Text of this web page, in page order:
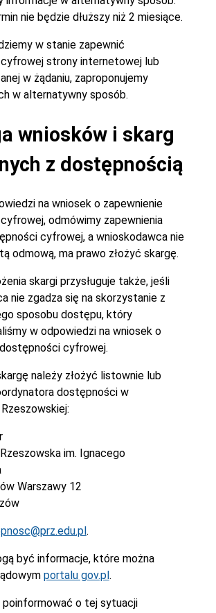
nie będzie dłuższy niż 2 miesiące.
w stanie zapewnić
strony internetowej lub
w żądaniu, zaproponujemy
w alternatywny sposób.
wniosków i skarg
z dostępnością
na wniosek o zapewnienie
odmówimy zapewnienia
cyfrowej, a wnioskodawca nie
odmową, ma prawo złożyć skargę.
skargi przysługuje także, jeśli
nie zgadza się na skorzystanie z
sposobu dostępu, który
w odpowiedzi na wniosek o
cyfrowej.
należy złożyć listownie lub
dostępności w
im. Ignacego
Warszawy 12
.
być informacje, które można
portalu gov.pl .
poinformować o tej sytuacji